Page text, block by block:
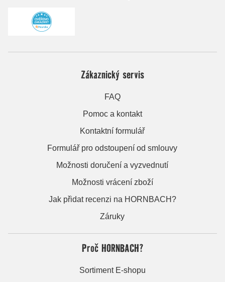
Zákaznický servis
FAQ
Pomoc a kontakt
Kontaktní formulář
Formulář pro odstoupení od smlouvy
Možnosti doručení a vyzvednutí
Možnosti vrácení zboží
Jak přidat recenzi na HORNBACH?
Záruky
Proč HORNBACH?
Sortiment E-shopu